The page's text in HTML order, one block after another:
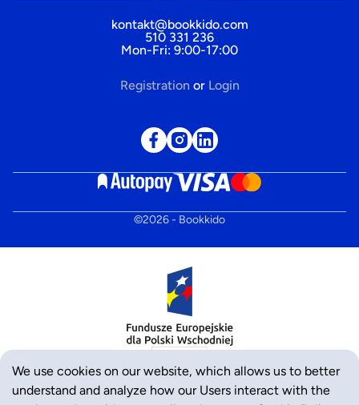
kontakt@bookkido.com
510 331 236
Mon-Fri: 9:00-17:00
Registration or Login
©2026- Bookkido
We use cookies on our website, which allows us to better
understand and analyze how our Users interact with the